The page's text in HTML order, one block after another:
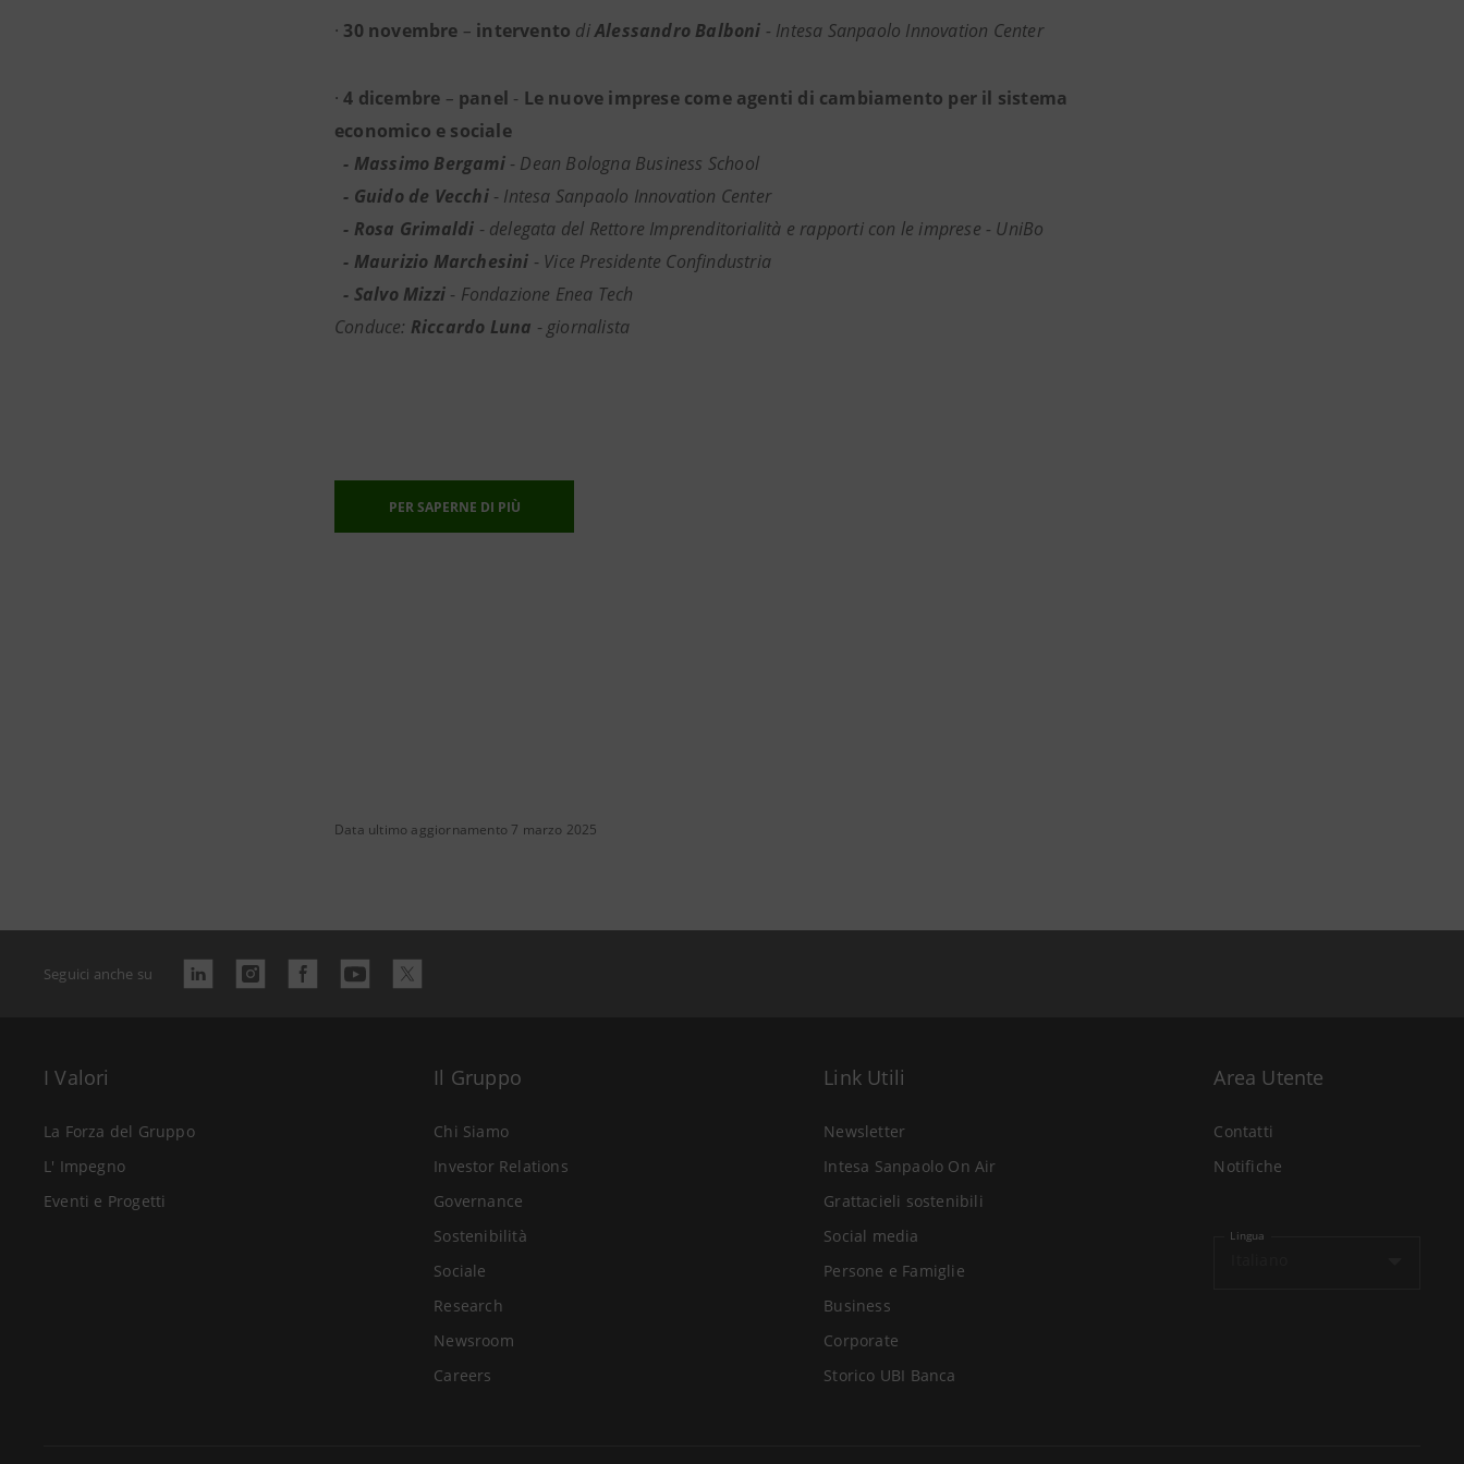
· 30 novembre – intervento diAlessandro Balboni - Intesa Sanpaolo Innovation Center
·4 dicembre – panel - Le nuove imprese come agenti di cambiamento per il sistema
economico e sociale
- Massimo Bergami - Dean Bologna Business School
- Guido de Vecchi- Intesa Sanpaolo Innovation Center
- Rosa Grimaldi - delegata del Rettore Imprenditorialità e rapporti con le imprese - UniBo
- Maurizio Marchesini - Vice Presidente Confindustria
- Salvo Mizzi - Fondazione Enea Tech
Conduce: Riccardo Luna - giornalista
PER SAPERNE DI PIÙ
Data ultimo aggiornamento 7 marzo 2025
Seguici anche su
I Valori
La Forza del Gruppo
L' Impegno
Eventi e Progetti
Il Gruppo
Chi Siamo
Investor Relations
Governance
Sostenibilità
Sociale
Research
Newsroom
Careers
Link Utili
Newsletter
Intesa Sanpaolo On Air
Grattacieli sostenibili
Social media
Persone e Famiglie
Business
Corporate
Storico UBI Banca
Area Utente
Contatti
Notifiche
Lingua